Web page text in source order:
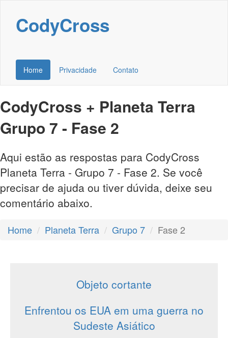
CodyCross
Home Privacidade Contato
CodyCross + Planeta Terra
Grupo 7 - Fase 2
Aqui estão as respostas para CodyCross
Planeta Terra - Grupo 7 - Fase 2. Se você
precisar de ajuda ou tiver dúvida, deixe seu
comentário abaixo.
Home Planeta Terra Grupo 7 Fase 2
Objeto cortante
Enfrentou os EUA em uma guerra no
Sudeste Asiático